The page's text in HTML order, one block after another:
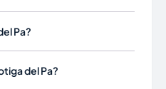
Pa?
del Pa?